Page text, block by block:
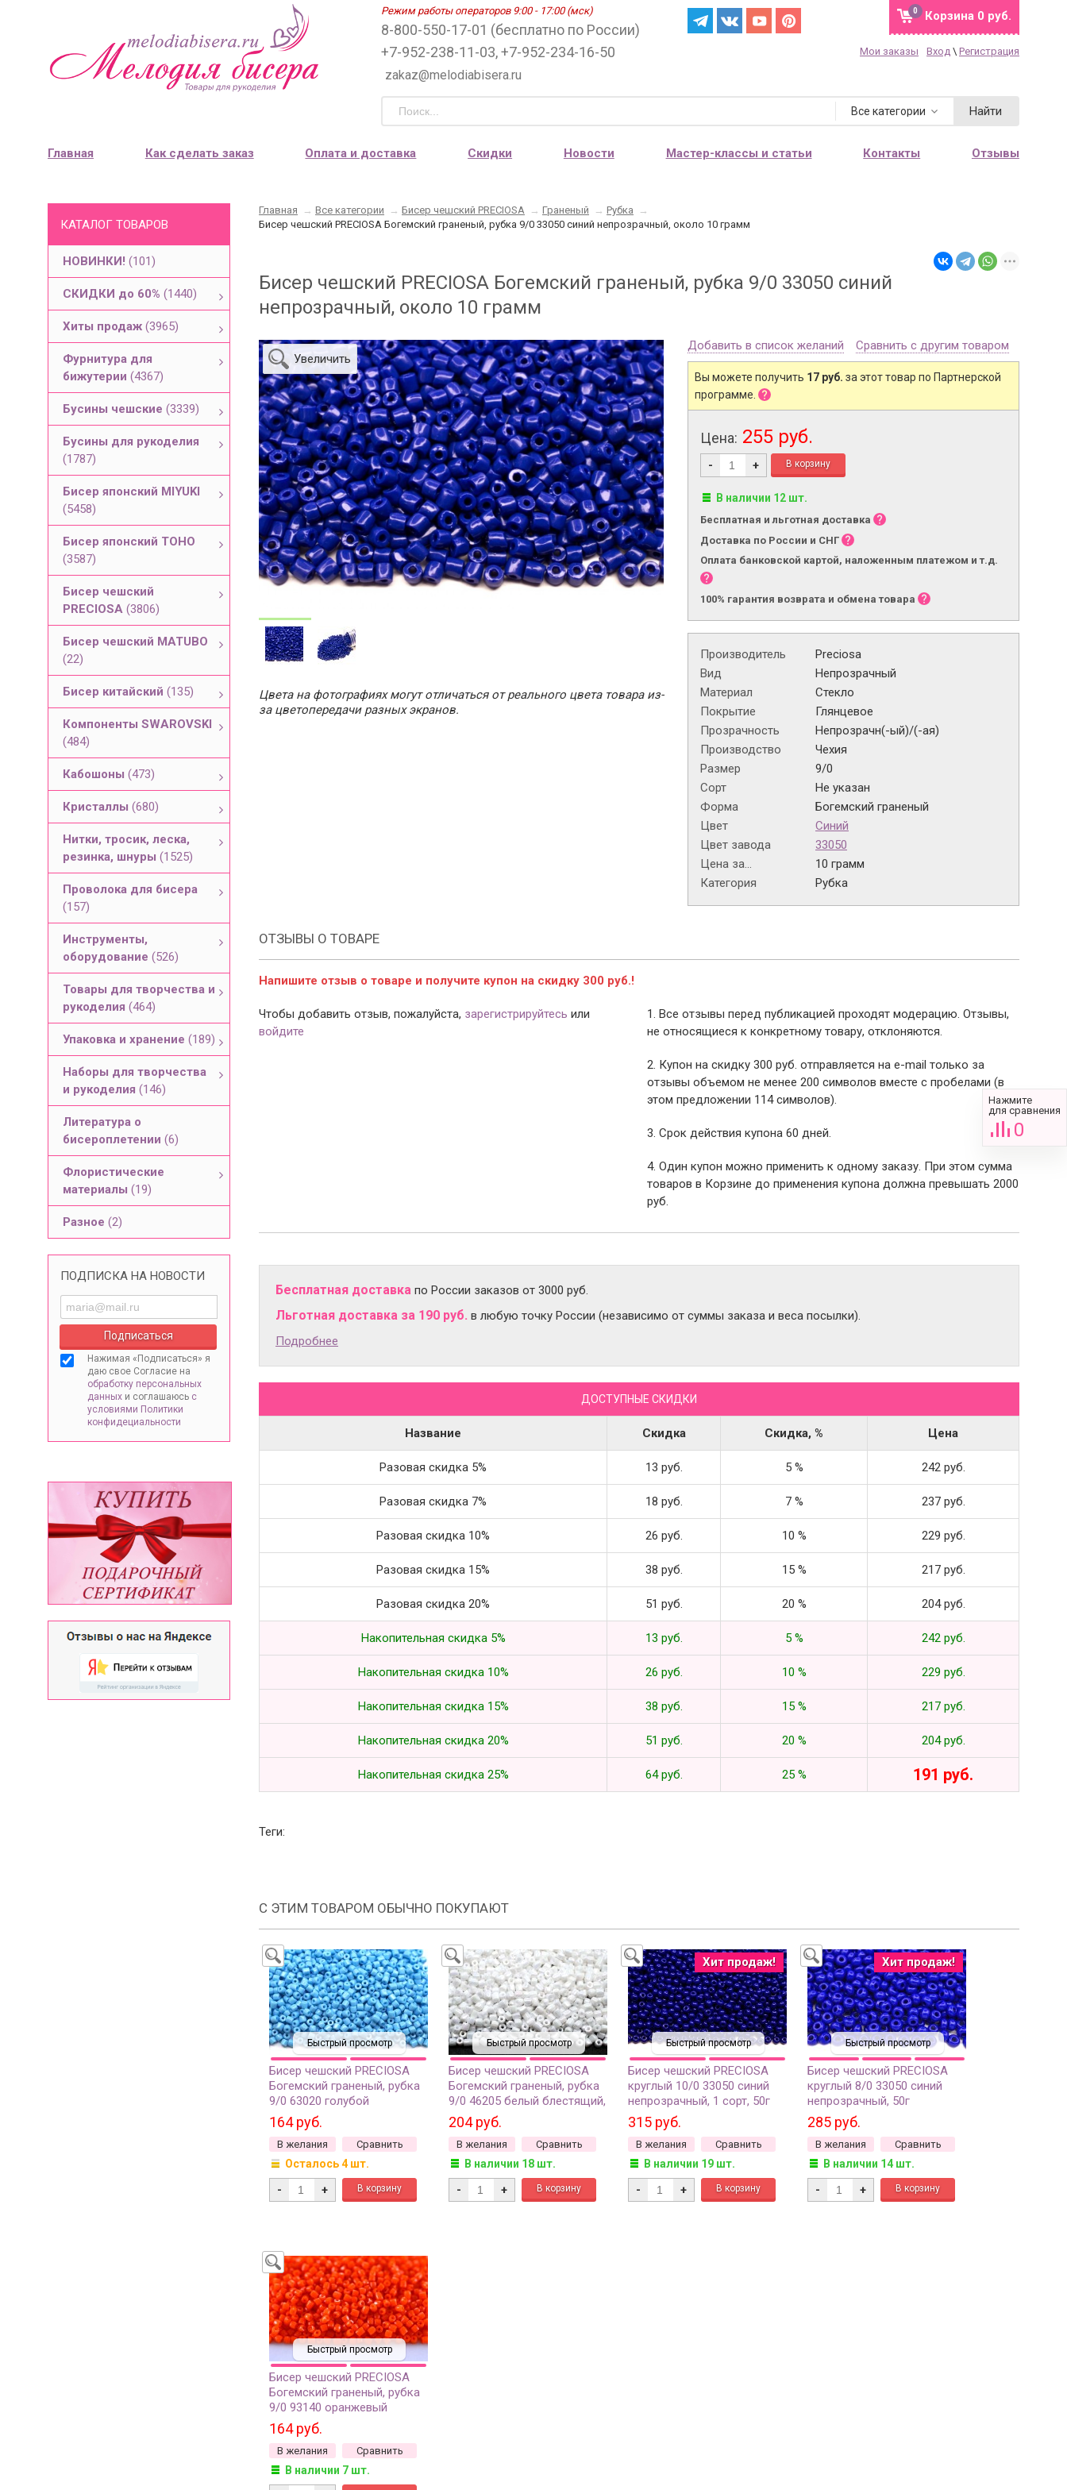
Режим работы операторов 9:00 - 17:00 (мск)
8-800-550-17-01 (бесплатно по России)
+7-952-238-11-03, +7-952-234-16-50
zakaz@melodiabisera.ru
Корзина 0 руб.
0
Мои заказы Вход \ Регистрация
предоставим персональные
скидки, сохраним Корзину и
Проверьте почту перед
оформлением заказа.
Все категории Найти
Главная Как сделать заказ Оплата и доставка Скидки Новости Мастер-классы и статьи Контакты Отзывы
КАТАЛОГ ТОВАРОВ
НОВИНКИ! (101)
СКИДКИ до 60% (1440)
Хиты продаж (3965)
Фурнитура для
бижутерии (4367)
Бусины чешские (3339)
Бусины для рукоделия
(1787)
Бисер японский MIYUKI
(5458)
Бисер японский TOHO
(3587)
Бисер чешский
PRECIOSA (3806)
Бисер чешский MATUBO
(22)
Бисер китайский (135)
Компоненты SWAROVSKI
(484)
Кабошоны (473)
Кристаллы (680)
Нитки, тросик, леска,
резинка, шнуры (1525)
Проволока для бисера
(157)
Инструменты,
оборудование (526)
Товары для творчества и
рукоделия (464)
Упаковка и хранение (189)
Наборы для творчества
и рукоделия (146)
Литература о
бисероплетении (6)
Флористические
материалы (19)
Разное (2)
ПОДПИСКА НА НОВОСТИ
Нажимая «Подписаться» я
даю свое Согласие на
обработку персональных
данных и соглашаюсь с
условиями Политики
конфидециальности
Главная → Все категории → Бисер чешский PRECIOSA → Граненый → Рубка
→
Бисер чешский PRECIOSA Богемский граненый, рубка 9/0 33050 синий непрозрачный, около 10 грамм
Бисер чешский PRECIOSA Богемский граненый, рубка 9/0 33050 синий
непрозрачный, около 10 грамм
Увеличить
Цвета на фотографиях могут отличаться от реального цвета товара из-
за цветопередачи разных экранов.
Добавить в список желаний Сравнить с другим товаром
Вы можете получить 17 руб. за этот товар по Партнерской
программе.
Цена: 255 руб.
- +
В наличии 12 шт.
Бесплатная и льготная доставка
Доставка по России и СНГ
Оплата банковской картой, наложенным платежом и т.д.
100% гарантия возврата и обмена товара
Производитель
Preciosa
Вид
Непрозрачный
Материал
Стекло
Покрытие
Глянцевое
Прозрачность
Непрозрачн(-ый)/(-ая)
Производство
Чехия
Размер
9/0
Сорт
Не указан
Форма
Богемский граненый
Цвет
Синий
Цвет завода
33050
Цена за...
10 грамм
Категория
Рубка
ОТЗЫВЫ О ТОВАРЕ
Напишите отзыв о товаре и получите купон на скидку 300 руб.!
Чтобы добавить отзыв, пожалуйста, зарегистрируйтесь или
войдите
1. Все отзывы перед публикацией проходят модерацию. Отзывы,
не относящиеся к конкретному товару, отклоняются.
2. Купон на скидку 300 руб. отправляется на e-mail только за
отзывы объемом не менее 200 символов вместе с пробелами (в
этом предложении 114 символов).
3. Срок действия купона 60 дней.
4. Один купон можно применить к одному заказу. При этом сумма
товаров в Корзине до применения купона должна превышать 2000
руб.
Бесплатная доставка по России заказов от 3000 руб.
Льготная доставка за 190 руб. в любую точку России (независимо от суммы заказа и веса посылки).
Подробнее
ДОСТУПНЫЕ СКИДКИ
Название Скидка Скидка, % Цена
Разовая скидка 5% 13 руб. 5 % 242 руб.
Разовая скидка 7% 18 руб. 7 % 237 руб.
Разовая скидка 10% 26 руб. 10 % 229 руб.
Разовая скидка 15% 38 руб. 15 % 217 руб.
Разовая скидка 20% 51 руб. 20 % 204 руб.
Накопительная скидка 5% 13 руб. 5 % 242 руб.
Накопительная скидка 10% 26 руб. 10 % 229 руб.
Накопительная скидка 15% 38 руб. 15 % 217 руб.
Накопительная скидка 20% 51 руб. 20 % 204 руб.
Накопительная скидка 25% 64 руб. 25 % 191 руб.
Теги:
С ЭТИМ ТОВАРОМ ОБЫЧНО ПОКУПАЮТ
Быстрый просмотр
Бисер чешский PRECIOSA
Богемский граненый, рубка
9/0 63020 голубой
непрозрачный, около 10
грамм
164 руб.
В желания Сравнить
Осталось 4 шт.
- +
Быстрый просмотр
Бисер чешский PRECIOSA
Богемский граненый, рубка
9/0 46205 белый блестящий,
непрозрачный, 10 грамм
204 руб.
В желания Сравнить
В наличии 18 шт.
- +
Быстрый просмотр
Хит продаж!
Бисер чешский PRECIOSA
круглый 10/0 33050 синий
непрозрачный, 1 сорт, 50г
315 руб.
В желания Сравнить
В наличии 19 шт.
- +
Быстрый просмотр
Хит продаж!
Бисер чешский PRECIOSA
круглый 8/0 33050 синий
непрозрачный, 50г
285 руб.
В желания Сравнить
В наличии 14 шт.
- +
Быстрый просмотр
Бисер чешский PRECIOSA
Богемский граненый, рубка
9/0 93140 оранжевый
непрозрачный, около 10
грамм
164 руб.
В желания Сравнить
В наличии 7 шт.
Нажмите
для сравнения
0